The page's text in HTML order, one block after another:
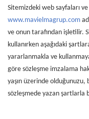
Sitemizdeki web sayfaları
www.mavielmagrup.com
ve onun tarafından işletilir.
kullanırken aşağıdaki
yararlanmakla ve
göre sözleşme imzalama
yaşın üzerinde olduğunuzu,
sözleşmede yazan şartlarla